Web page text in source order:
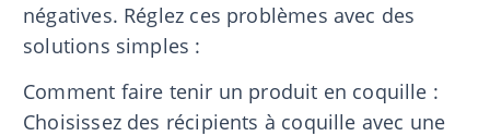
négatives. Réglez ces problèmes avec des
solutions simples :
Comment faire tenir un produit en coquille :
Choisissez des récipients à coquille avec une